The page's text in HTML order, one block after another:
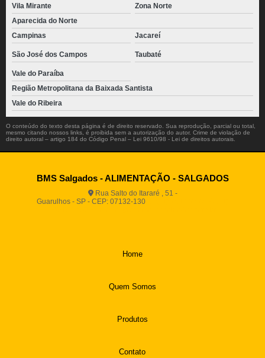
Vila Mirante
Zona Norte
Aparecida do Norte
Campinas
Jacareí
São José dos Campos Taubaté
Vale do Paraíba
Região Metropolitana da Baixada Santista
Vale do Ribeira
O conteúdo do texto desta página é de direito reservado. Sua reprodução, parcial ou total,
mesmo citando nossos links, é proibida sem a autorização do autor. Crime de violação de
direito autoral – artigo 184 do Código Penal – Lei 9610/98 - Lei de direitos autorais
BMS Salgados - ALIMENTAÇÃO - SALGADOS
Rua Salto do Itararé , 51 -
Guarulhos - SP - CEP: 07132-130
Home
Quem Somos
Produtos
Contato